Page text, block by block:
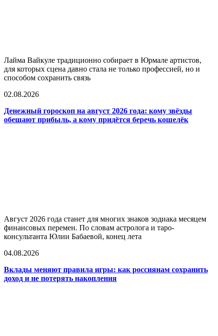
Лайма Вайкуле традиционно собирает в Юрмале артистов,
для которых сцена давно стала не только профессией, но и
способом сохранить связь
02.08.2026
Денежный гороскоп на август 2026 года: кому звёзды
обещают прибыль, а кому придётся беречь кошелёк
Август 2026 года станет для многих знаков зодиака месяцем
финансовых перемен. По словам астролога и таро-
консультанта Юлии Бабаевой, конец лета
04.08.2026
Вклады меняют правила игры: как россиянам сохранить
доход и не потерять накопления